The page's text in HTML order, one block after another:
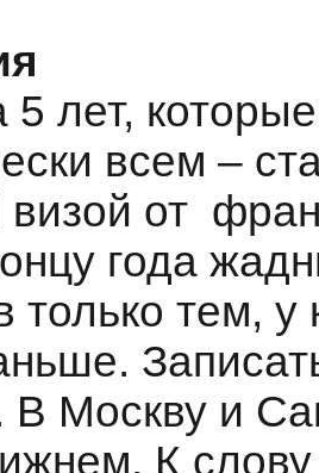
5 лет,
всем –
от
года
только тем,
В Москву и
К